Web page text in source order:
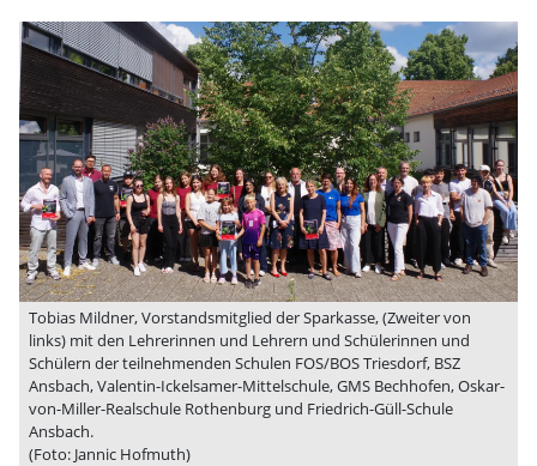
Tobias Mildner, Vorstandsmitglied der Sparkasse, (Zweiter von
links) mit den Lehrerinnen und Lehrern und Schülerinnen und
Schülern der teilnehmenden Schulen FOS/BOS Triesdorf, BSZ
Ansbach, Valentin-Ickelsamer-Mittelschule, GMS Bechhofen, Oskar-
von-Miller-Realschule Rothenburg und Friedrich-Güll-Schule
Ansbach.
(Foto: Jannic Hofmuth)